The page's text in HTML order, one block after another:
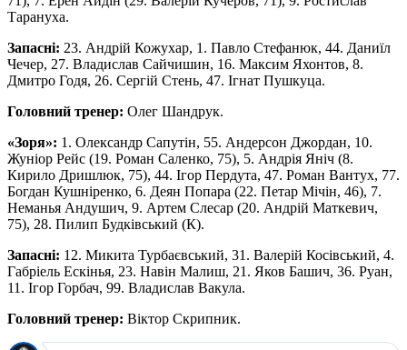
Тарануха.
Запасні: 23. Андрій Кожухар, 1. Павло Стефанюк, 44. Даниїл
Чечер, 27. Владислав Сайчишин, 16. Максим Яхонтов, 8.
Дмитро Годя, 26. Сергій Стень, 47. Ігнат Пушкуца.
Головний тренер: Олег Шандрук.
«Зоря»: 1. Олександр Сапутін, 55. Андерсон Джордан, 10.
Жуніор Рейс (19. Роман Саленко, 75), 5. Андрія Яніч (8.
Кирило Дришлюк, 75), 44. Ігор Пердута, 47. Роман Вантух, 77.
Богдан Кушніренко, 6. Деян Попара (22. Петар Мічін, 46), 7.
Неманья Андушич, 9. Артем Слесар (20. Андрій Маткевич,
75), 28. Пилип Будківський (К).
Запасні: 12. Микита Турбаєвський, 31. Валерій Косівський, 4.
Габріель Ескінья, 23. Навін Малиш, 21. Яков Башич, 36. Руан,
11. Ігор Горбач, 99. Владислав Вакула.
Головний тренер: Віктор Скрипник.